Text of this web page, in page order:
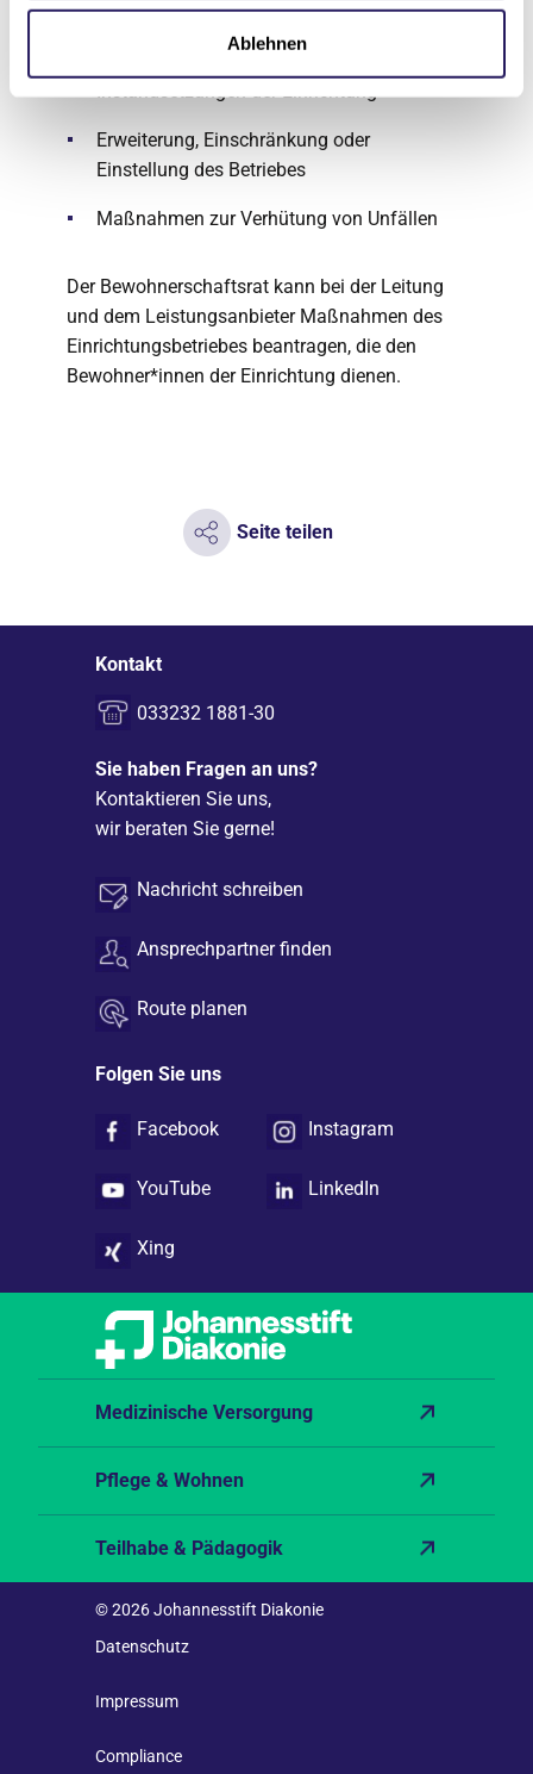
Ablehnen
Versorgung
Instandsetzungen der Einrichtung
Erweiterung, Einschränkung oder
Einstellung des Betriebes
Maßnahmen zur Verhütung von Unfällen
Der Bewohnerschaftsrat kann bei der Leitung
und dem Leistungsanbieter Maßnahmen des
Einrichtungsbetriebes beantragen, die den
Bewohner*innen der Einrichtung dienen.
Seite teilen
Kontakt
033232 1881-30
Sie haben Fragen an uns?
Kontaktieren Sie uns,
wir beraten Sie gerne!
Nachricht schreiben
Ansprechpartner finden
Route planen
Folgen Sie uns
Facebook Instagram
YouTube LinkedIn
Xing
Medizinische Versorgung
Pflege & Wohnen
Teilhabe & Pädagogik
© 2026 Johannesstift Diakonie
Datenschutz
Impressum
Compliance